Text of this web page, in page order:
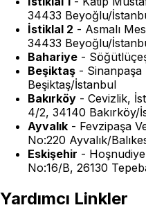
34433 Beyoğlu/
İstiklal 2 - Asmalı
34433 Beyoğlu/
Bahariye -
Beşiktaş -
Beşiktaş/İstanbul
Bakırköy - Cevizlik,
4/2, 34140 Bakırköy/
Ayvalık - Fevzipaşa
No:220 Ayvalık/
Eskişehir -
No:16/B, 26130
Yardımcı Linkler